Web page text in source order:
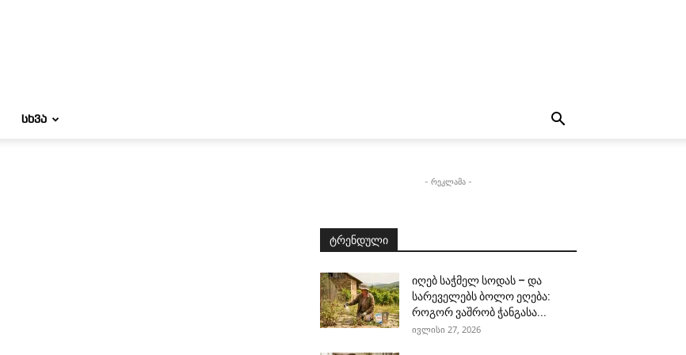
ᲡᲮᲕᲐ
- რეკლამა -
ტრენდული
იღებ საჭმელ სოდას – და
სარეველებს ბოლო ეღება:
როგორ ვაშრობ ჭანგასა...
ივლისი 27, 2026